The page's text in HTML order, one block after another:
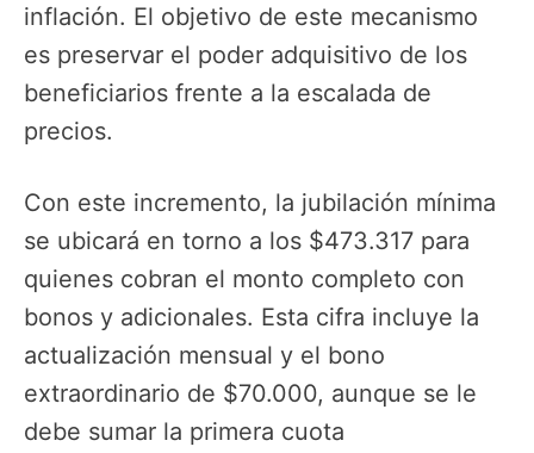
inflación. El objetivo de este mecanismo
es preservar el poder adquisitivo de los
beneficiarios frente a la escalada de
precios.
Con este incremento, la jubilación mínima
se ubicará en torno a los $473.317 para
quienes cobran el monto completo con
bonos y adicionales. Esta cifra incluye la
actualización mensual y el bono
extraordinario de $70.000, aunque se le
debe sumar la primera cuota